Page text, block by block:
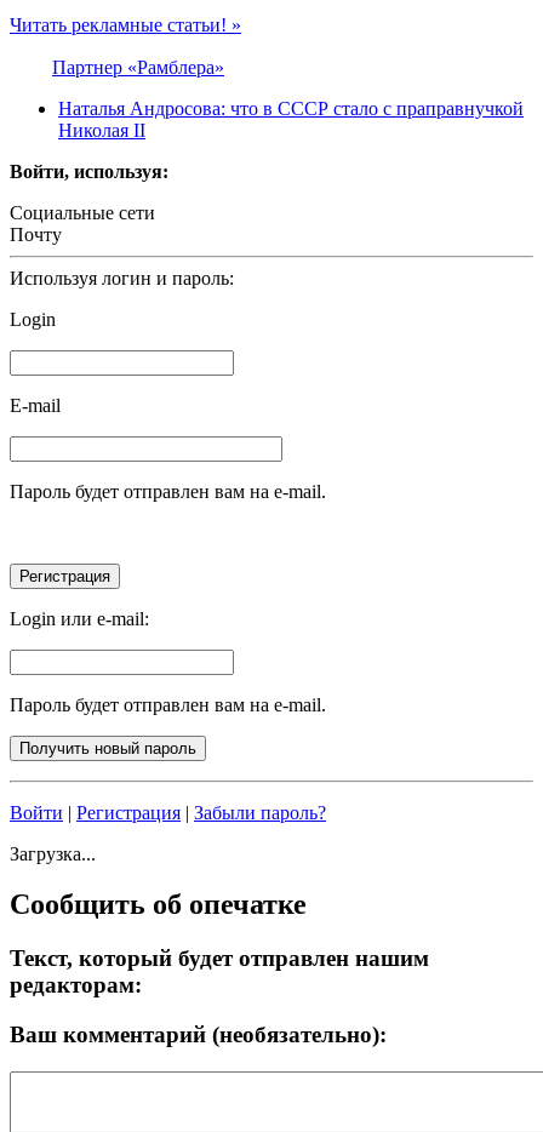
Читать рекламные статьи! »
Партнер «Рамблера»
Наталья Андросова: что в СССР стало с праправнучкой
Николая II
Войти, используя:
Социальные сети
Почту
Используя логин и пароль:
Login
E-mail
Пароль будет отправлен вам на e-mail.
Login или e-mail:
Пароль будет отправлен вам на e-mail.
Войти | Регистрация | Забыли пароль?
Загрузка...
Сообщить об опечатке
Текст, который будет отправлен нашим
редакторам:
Ваш комментарий (необязательно):